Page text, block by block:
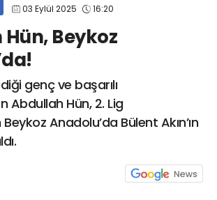
03 Eylül 2025 16:20
Beykoz
genç ve başarılı
Abdullah Hün, 2. Lig
Anadolu’da Bülent Akın’ın
info@spor41.com